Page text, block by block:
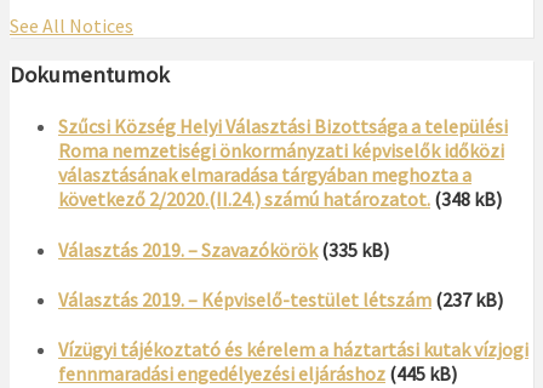
See All Notices
Dokumentumok
Szűcsi Község Helyi Választási Bizottsága a települési
Roma nemzetiségi önkormányzati képviselők időközi
választásának elmaradása tárgyában meghozta a
következő 2/2020.(II.24.) számú határozatot. (348 kB)
Választás 2019. – Szavazókörök (335 kB)
Választás 2019. – Képviselő-testület létszám (237 kB)
Vízügyi tájékoztató és kérelem a háztartási kutak vízjogi
fennmaradási engedélyezési eljáráshoz (445 kB)